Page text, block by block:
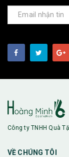
Công ty TNHH Quà
VỀ CHÚNG TÔI